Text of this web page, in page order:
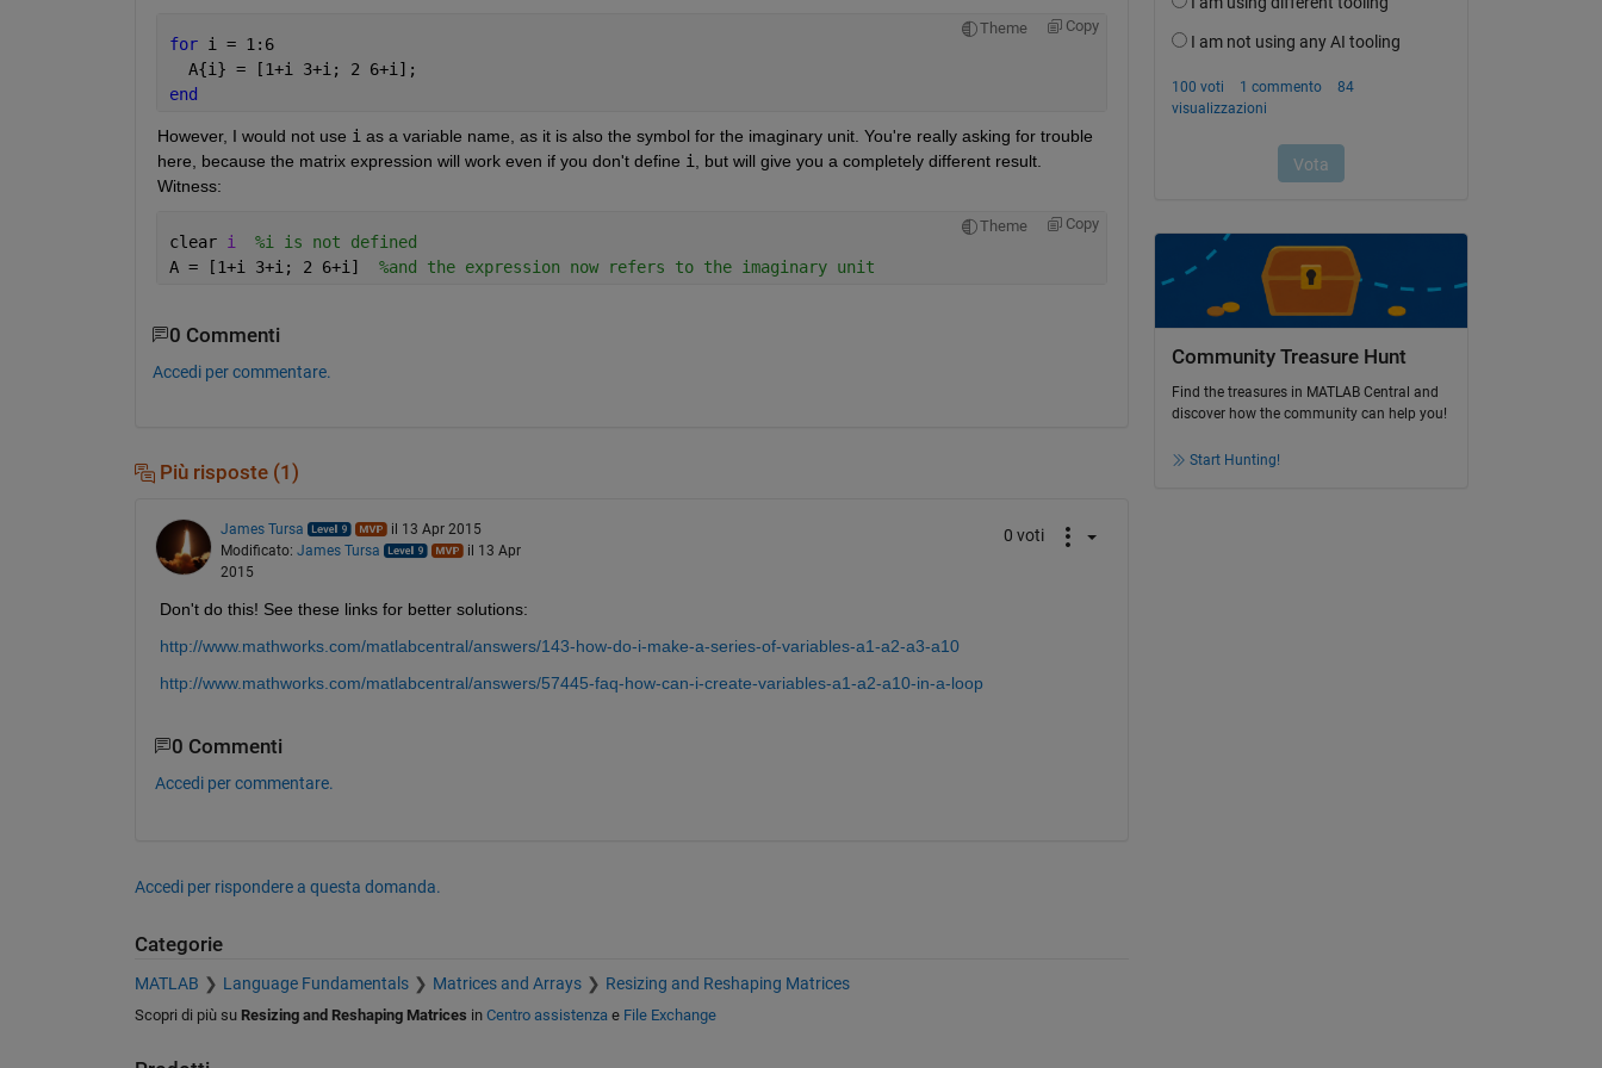
Theme Copy
for i = 1:6
  A{i} = [1+i 3+i; 2 6+i];
end
However, I would not use i as a variable name, as it is also the symbol for the imaginary unit. You're really asking for trouble
here, because the matrix expression will work even if you don't define i
, but will give you a completely different result.
Witness:
Theme Copy
clear i
%i is not defined
A = [1+i 3+i; 2 6+i] %and the expression now refers to the imaginary unit
0 Commenti
Accedi per commentare.
Più risposte (1)
James Tursa
il 13 Apr 2015
Modificato: James Tursa
il 13 Apr
2015
0 voti
Don't do this! See these links for better solutions:
http://www.mathworks.com/matlabcentral/answers/143-how-do-i-make-a-series-of-variables-a1-a2-a3-a10
http://www.mathworks.com/matlabcentral/answers/57445-faq-how-can-i-create-variables-a1-a2-a10-in-a-loop
0 Commenti
Accedi per commentare.
Accedi per rispondere a questa domanda.
Categorie
MATLAB Language Fundamentals Matrices and Arrays Resizing and Reshaping Matrices
Scopri di più su Resizing and Reshaping Matrices in Centro assistenza e File Exchange
Community Treasure Hunt
Find the treasures in MATLAB Central and
discover how the community can help you!
Start Hunting!